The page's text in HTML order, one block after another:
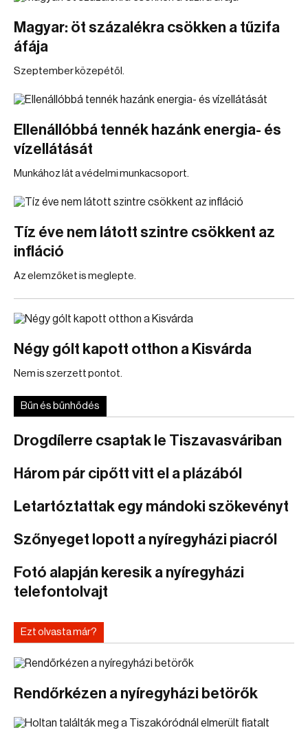
Magyar: öt százalékra csökken a tűzifa
áfája
Szeptember közepétől.
Ellenállóbbá tennék hazánk energia- és
vízellátását
Munkához lát a védelmi munkacsoport.
Tíz éve nem látott szintre csökkent az
infláció
Az elemzőket is meglepte.
Négy gólt kapott otthon a Kisvárda
Nem is szerzett pontot.
Bűn és bűnhődés
Drogdílerre csaptak le Tiszavasváriban
Három pár cipőtt vitt el a plázából
Letartóztattak egy mándoki szökevényt
Szőnyeget lopott a nyíregyházi piacról
Fotó alapján keresik a nyíregyházi
telefontolvajt
Ezt olvasta már?
Rendőrkézen a nyíregyházi betörők